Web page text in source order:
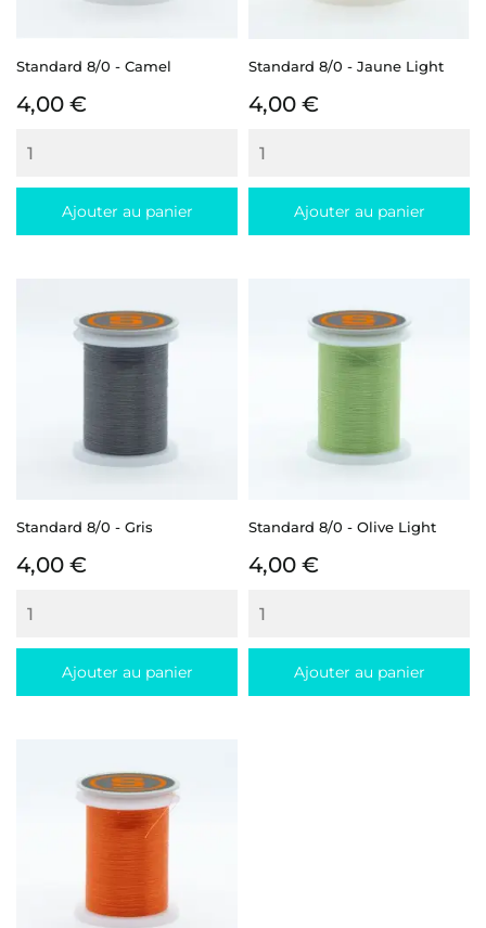
Standard 8/0 - Camel
Prix
4,00 €
Ajouter au panier
Standard 8/0 - Jaune Light
Prix
4,00 €
Ajouter au panier
Standard 8/0 - Gris
Prix
4,00 €
Ajouter au panier
Standard 8/0 - Olive Light
Prix
4,00 €
Ajouter au panier